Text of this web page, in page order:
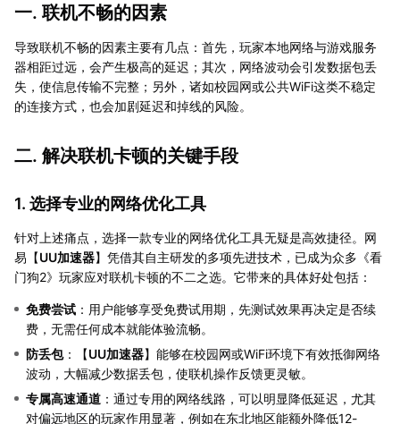
一. 联机不畅的因素
导致联机不畅的因素主要有几点：首先，玩家本地网络与游戏服务
器相距过远，会产生极高的延迟；其次，网络波动会引发数据包丢
失，使信息传输不完整；另外，诸如校园网或公共WiFi这类不稳定
的连接方式，也会加剧延迟和掉线的风险。
二. 解决联机卡顿的关键手段
1. 选择专业的网络优化工具
针对上述痛点，选择一款专业的网络优化工具无疑是高效捷径。网
易【UU加速器】凭借其自主研发的多项先进技术，已成为众多《看
门狗2》玩家应对联机卡顿的不二之选。它带来的具体好处包括：
免费尝试 ：用户能够享受免费试用期，先测试效果再决定是否续
费，无需任何成本就能体验流畅。
防丢包：【UU加速器】能够在校园网或WiFi环境下有效抵御网络
波动，大幅减少数据丢包，使联机操作反馈更灵敏。
专属高速通道 ：通过专用的网络线路，可以明显降低延迟，尤其
对偏远地区的玩家作用显著，例如在东北地区能额外降低12-